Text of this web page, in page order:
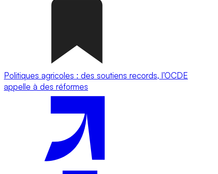
Politiques agricoles : des soutiens records, l’OCDE
appelle à des réformes